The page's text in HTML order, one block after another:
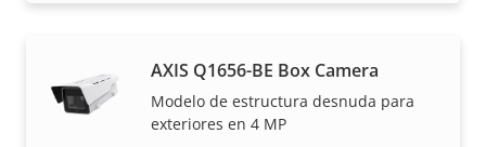
AXIS Q1656-BE Box Camera
Modelo de estructura desnuda para
exteriores en 4 MP